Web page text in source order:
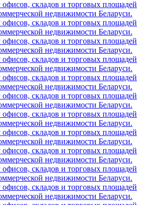
складов и торговых площадей
недвижимости Беларуси.
складов и торговых площадей
недвижимости Беларуси.
складов и торговых площадей
недвижимости Беларуси.
складов и торговых площадей
недвижимости Беларуси.
складов и торговых площадей
недвижимости Беларуси.
складов и торговых площадей
недвижимости Беларуси.
складов и торговых площадей
недвижимости Беларуси.
складов и торговых площадей
недвижимости Беларуси.
складов и торговых площадей
недвижимости Беларуси.
складов и торговых площадей
недвижимости Беларуси.
складов и торговых площадей
недвижимости Беларуси.